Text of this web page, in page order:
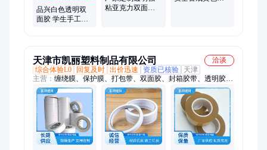
品兴白色透明双
面胶 学生手工文
粘亚克力双面胶
天津市凯丽塑料制品有限公司
洽谈
综合体验L0
回复及时 出价迅速 资质已核验
天津
主营： 缠绕膜、保护膜、打包带、双面胶、封箱胶带、透明胶
带、气泡膜、气垫膜、美纹纸、缓冲气柱